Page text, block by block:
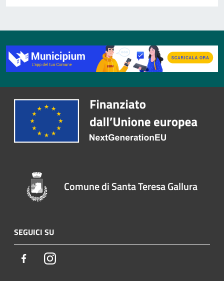
Comune di Santa Teresa Gallura
SEGUICI SU
FacebookInstagram